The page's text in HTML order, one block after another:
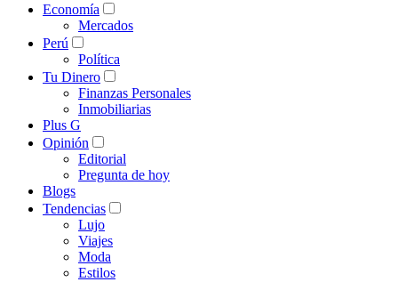
Economía
Mercados
Perú
Política
Tu Dinero
Finanzas Personales
Inmobiliarias
Plus G
Opinión
Editorial
Pregunta de hoy
Blogs
Tendencias
Lujo
Viajes
Moda
Estilos